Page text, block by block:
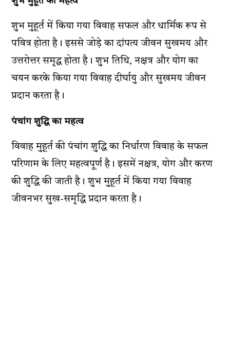
शुभ मुहूर्त में किया गया विवाह सफल और धार्मिक रूप से
पवित्र होता है। इससे जोड़े का दांपत्य जीवन सुखमय और
उत्तरोत्तर समृद्ध होता है। शुभ तिथि, नक्षत्र और योग का
चयन करके किया गया विवाह दीर्घायु और सुखमय जीवन
प्रदान करता है।
पंचांग शुद्धि का महत्व
विवाह मुहूर्त की पंचांग शुद्धि का निर्धारण विवाह के सफल
परिणाम के लिए महत्वपूर्ण है। इसमें नक्षत्र, योग और करण
की शुद्धि की जाती है। शुभ मुहूर्त में किया गया विवाह
जीवनभर सुख-समृद्धि प्रदान करता है।